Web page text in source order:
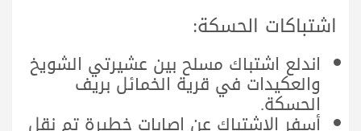
اشتباكات الحسكة:
اندلع اشتباك مسلح بين عشيرتي الشويخ
والعكيدات في قرية الخمائل بريف
الحسكة.